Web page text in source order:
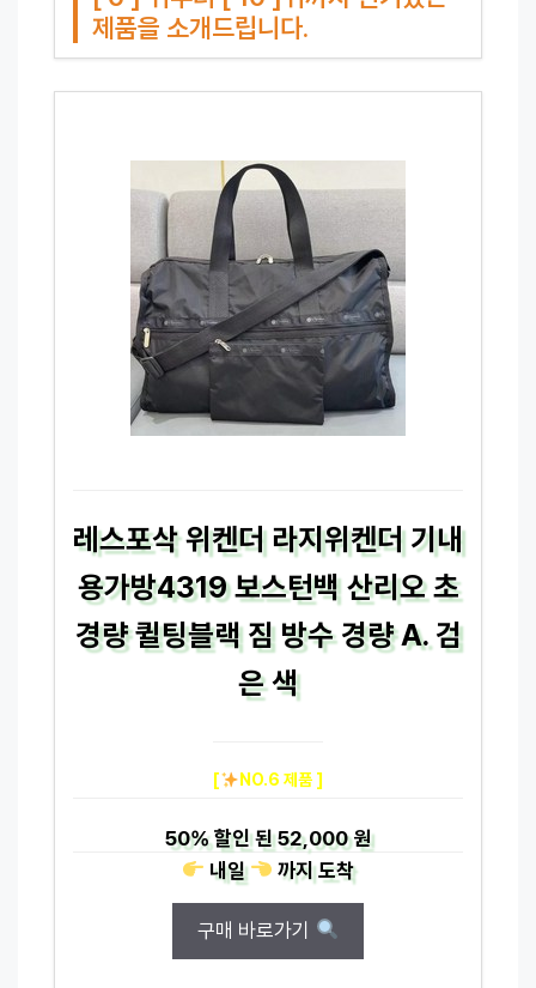
제품을 소개드립니다.
레스포삭 위켄더 라지위켄더 기내
용가방4319 보스턴백 산리오 초
경량 퀼팅블랙 짐 방수 경량 A. 검
은 색
[ NO.6 제품 ]
50%할인 된52,000 원
내일
까지도착
구매 바로가기